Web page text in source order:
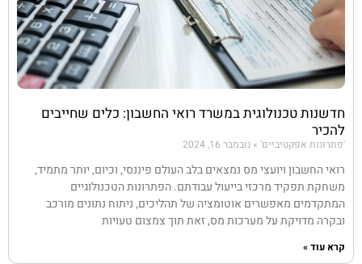
חדשנות טכנולוגית במשרד רואי החשבון: כלים שחייבים
להכיר
'פתרונות אפקטיביים' נובמבר 16, 2024
רואי החשבון ויועצי מס נמצאים בלב העולם פיננסי, וכיום, יותר מתמיד,
משחקת תפקיד מרכזי בייעול עבודתם. הפתרונות הטכנולוגיים
המתקדמים מאפשרים אוטומציה של תהליכים, ניתוח נתונים מורכב
ובקרה מדויקת על מערכות מס, זאת תוך צמצום טעויות
קרא עוד »